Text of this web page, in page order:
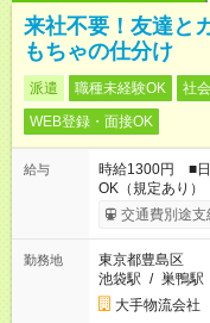
来社不要！友達と
もちゃの仕分け
派遣 職種未経験OK 社
WEB登録・面接OK
給与
時給1300円 ■日
OK（規定あり）
交通費別途支
勤務地
東京都豊島区
池袋駅 / 巣鴨駅
大手物流会社